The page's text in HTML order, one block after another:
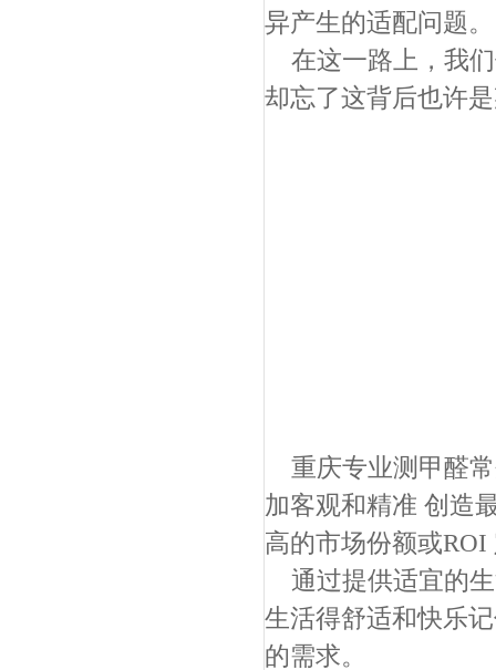
异产生的适配问题。
在这一路上，我
却忘了这背后也许
重庆专业测甲醛
加客观和精准 创造
高的市场份额或
通过提供适宜的
生活得舒适和快乐
的需求。